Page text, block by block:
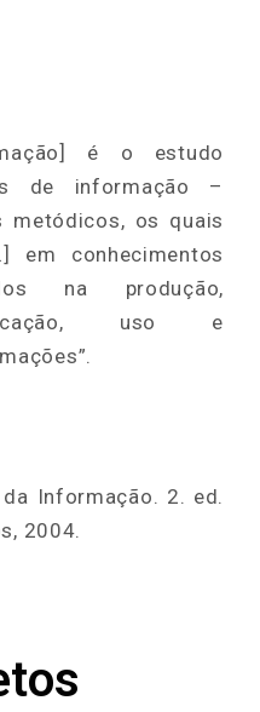
é o estudo
de informação –
metódicos, os quais
em conhecimentos
na produção,
uso e
da Informação. 2. ed.
2004.